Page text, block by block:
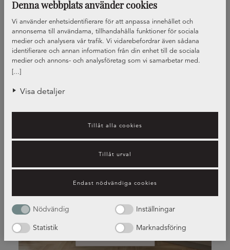
Denna webbplats använder cookies
[...]
Vi använder enhetsidentifierare för att anpassa innehållet och
annonserna till användarna, tillhandahålla funktioner för sociala
medier och analysera vår trafik. Vi vidarebefordrar även sådana
identifierare och annan information från din enhet till de sociala
medier och annons- och analysföretag som vi samarbetar med.
Dessa kan i sin tur kombinera informationen med annan information
använt deras tjänster.
Visa detaljer
Tillåt alla cookies
Tillåt urval
Endast nödvändiga cookies
Nödvändig
Inställningar
Statistik
Marknadsföring
Guide – bänkskivors olika
egenskaper
Läs mer!